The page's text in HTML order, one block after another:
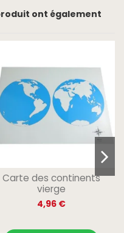
ont également
Carte des continents
vierge
4,96 €